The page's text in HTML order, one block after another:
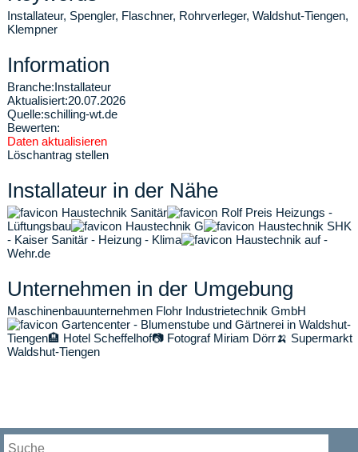
Installateur, Spengler, Flaschner, Rohrverleger, Waldshut-Tiengen,
Klempner
Information
Branche:Installateur
Aktualisiert:20.07.2026
Quelle:schilling-wt.de
Bewerten:
Daten aktualisieren
Löschantrag stellen
Installateur in der Nähe
Haustechnik Sanitär
Rolf Preis Heizungs -
Lüftungsbau
Haustechnik G
Haustechnik SHK
- Kaiser Sanitär - Heizung - Klima
Haustechnik auf -
Wehr.de
Unternehmen in der Umgebung
Maschinenbauunternehmen Flohr Industrietechnik GmbH
Gartencenter - Blumenstube und Gärtnerei in Waldshut-
Tiengen🏨 Hotel Scheffelhof📷 Fotograf Miriam Dörr🍌 Supermarkt
Waldshut-Tiengen